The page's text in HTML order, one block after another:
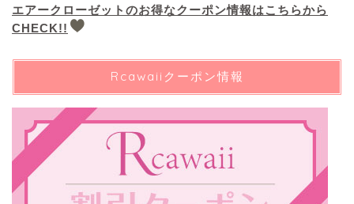
エアークローゼットのお得なクーポン情報はこちらから
CHECK!!
Rcawaiiクーポン情報